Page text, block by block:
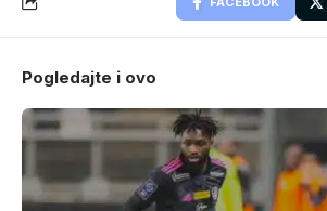
Pogledajte i ovo